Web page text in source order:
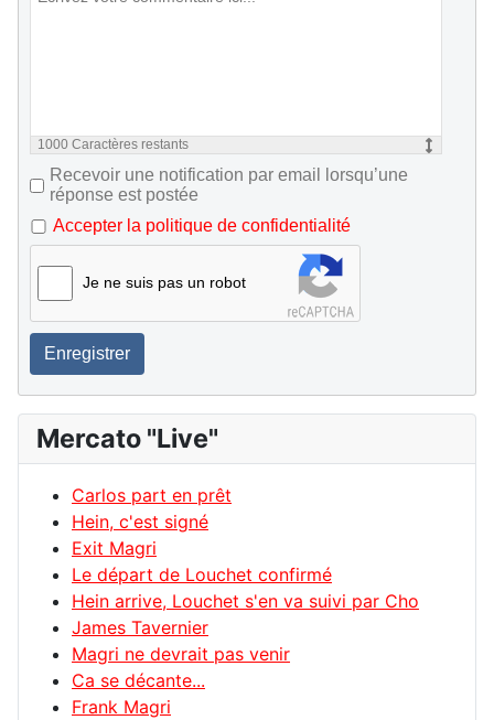
1000 Caractères restants
Recevoir une notification par email lorsqu’une
réponse est postée
Accepter la politique de confidentialité
Je ne suis pas un robot
Enregistrer
Mercato "Live"
Carlos part en prêt
Hein, c'est signé
Exit Magri
Le départ de Louchet confirmé
Hein arrive, Louchet s'en va suivi par Cho
James Tavernier
Magri ne devrait pas venir
Ca se décante...
Frank Magri